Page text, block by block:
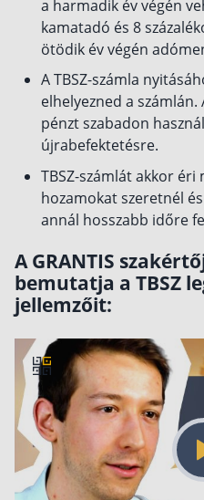
Csoportos
Kockázati
Euróalapú
Egészségbiztosítás
Magán
forintot
Befektetés
Állampapír
Legjobb
a harmadik év végén
kamatadó és 8
ötödik év végén
A TBSZ-számla
elhelyezned a
pénzt szabadon
újrabefektetésre.
TBSZ-számlát akkor
hozamokat szeretnél
annál hosszabb időre
A GRANTIS
bemutatja a TBSZ
jellemzőit: